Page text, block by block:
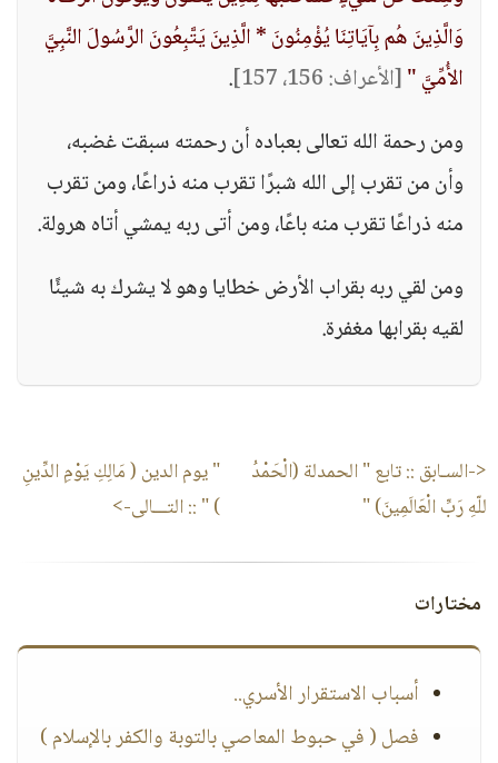
وَالَّذِينَ هُم بِآيَاتِنَا يُؤْمِنُونَ * الَّذِينَ يَتَّبِعُونَ الرَّسُولَ النَّبِيَّ
الأُمِّيَّ "[الأعراف: 156، 157]
.
ومن رحمة الله تعالى بعباده أن رحمته سبقت غضبه،
وأن من تقرب إلى الله شبرًا تقرب منه ذراعًا، ومن تقرب
منه ذراعًا تقرب منه باعًا، ومن أتى ربه يمشي أتاه هرولة.
ومن لقي ربه بقراب الأرض خطايا وهو لا يشرك به شيئًا
لقيه بقرابها مغفرة.
<-السـابق ::تابع " الحمدلة (الْحَمْدُ
للّهِ رَبِّ الْعَالَمِينَ) "
" يوم الدين ( مَالِكِ يَوْمِ الدِّينِ
) " :: التـــالى->
مختارات
أسباب الاستقرار الأسري..
فصل ( في حبوط المعاصي بالتوبة والكفر بالإسلام )